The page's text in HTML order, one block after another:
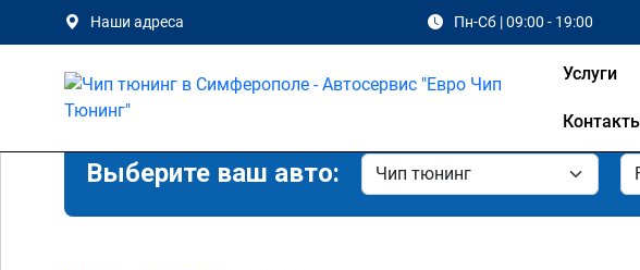
Наши адреса Пн-Сб | 09:00 - 19:00
Услуги
Выберите ваш авто: